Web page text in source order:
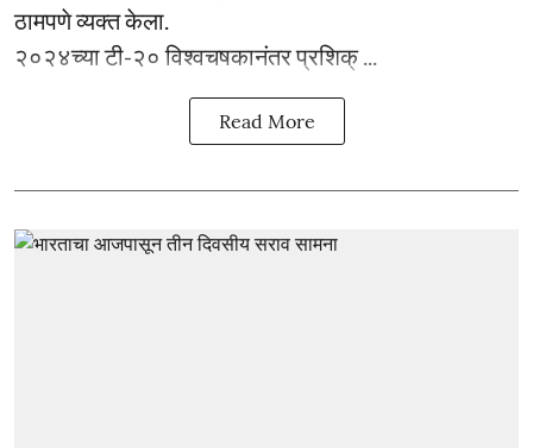
ठामपणे व्यक्त केला.
२०२४च्या टी-२० विश्वचषकानंतर प्रशिक् ...
Read More